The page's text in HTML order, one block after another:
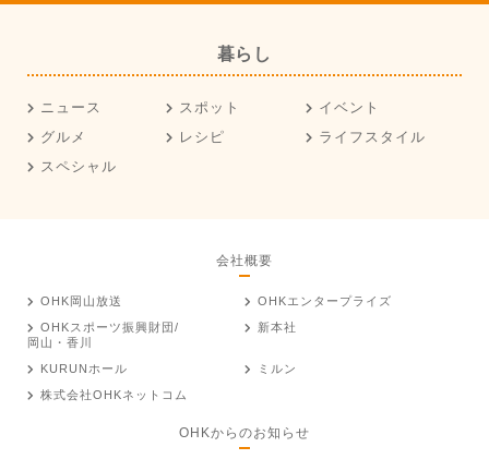
暮らし
ニュース スポット
イベント
グルメ
レシピ
ライフスタイル
スペシャル
会社概要
OHK岡山放送
OHKエンタープライズ
OHKスポーツ振興財団/
岡山・香川
新本社
KURUNホール
ミルン
株式会社OHKネットコム
OHKからのお知らせ